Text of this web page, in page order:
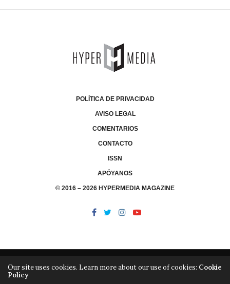
POLÍTICA DE PRIVACIDAD
AVISO LEGAL
COMENTARIOS
CONTACTO
ISSN
APÓYANOS
© 2016 – 2026 HYPERMEDIA MAGAZINE
LIBRERÍA
Our site uses cookies. Learn more about our use of cookies: Cookie
Policy